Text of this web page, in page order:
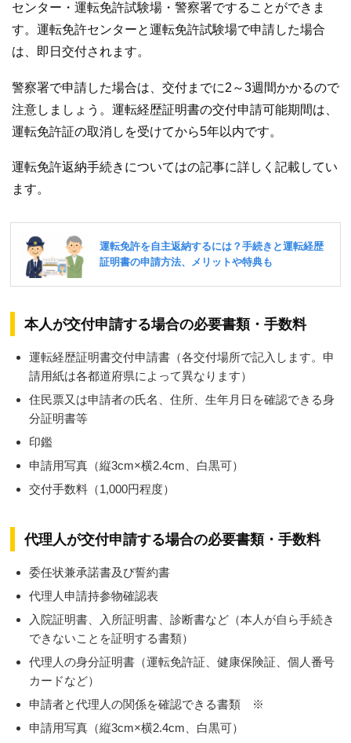
センター・運転免許試験場・警察署ですることができま
す。運転免許センターと運転免許試験場で申請した場合
は、即日交付されます。
警察署で申請した場合は、交付までに2～3週間かかるので
注意しましょう。運転経歴証明書の交付申請可能期間は、
運転免許証の取消しを受けてから5年以内です。
運転免許返納手続きについてはの記事に詳しく記載してい
ます。
本人が交付申請する場合の必要書類・手数料
運転経歴証明書交付申請書（各交付場所で記入します。申
請用紙は各都道府県によって異なります）
住民票又は申請者の氏名、住所、生年月日を確認できる身
分証明書等
印鑑
申請用写真（縦3cm×横2.4cm、白黒可）
交付手数料（1,000円程度）
代理人が交付申請する場合の必要書類・手数料
委任状兼承諾書及び誓約書
代理人申請持参物確認表
入院証明書、入所証明書、診断書など（本人が自ら手続き
できないことを証明する書類）
代理人の身分証明書（運転免許証、健康保険証、個人番号
カードなど）
申請者と代理人の関係を確認できる書類 ※
申請用写真（縦3cm×横2.4cm、白黒可）